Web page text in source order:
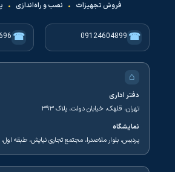
فروش تجهیزات • نصب و راه‌اندازی •
☎
09124604899
☎
⌂
دفتر اداری
تهران، قلهک، خیابان دولت، پلاک ۳۹۳
نمایشگاه
پردیس، بلوار ملاصدرا، مجتمع تجاری نیایش، طبقه اول،